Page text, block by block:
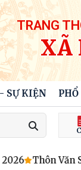
TRANG
XÃ
SỰ KIỆN
Thôn Văn